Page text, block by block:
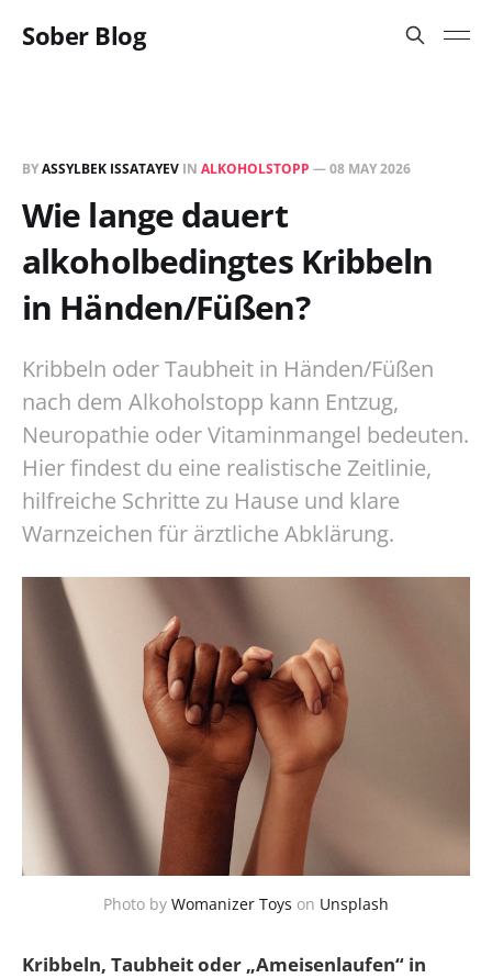
Sober Blog
BYASSYLBEK ISSATAYEV IN ALKOHOLSTOPP —08 MAY 2026
Wie lange dauert
alkoholbedingtes Kribbeln
in Händen/Füßen?
Kribbeln oder Taubheit in Händen/Füßen
nach dem Alkoholstopp kann Entzug,
Neuropathie oder Vitaminmangel bedeuten.
Hier findest du eine realistische Zeitlinie,
hilfreiche Schritte zu Hause und klare
Warnzeichen für ärztliche Abklärung.
Photo by Womanizer Toys on Unsplash
Kribbeln, Taubheit oder „Ameisenlaufen“ in